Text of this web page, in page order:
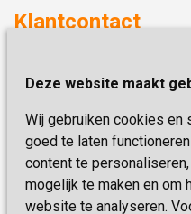
Deze website maakt
Wij gebruiken cookies
goed te laten
content te
mogelijk te maken en om
website te analyseren.
Onze specialiteiten
Duurzaamheid
Kwaliteit & Klantbeleving
Missie & Visie
Vastgoed
Innovatie
Klantcontact
6419 PB Heerlen
Telefoon:0900 777 4
E-mail:
Schrijf je nu in!